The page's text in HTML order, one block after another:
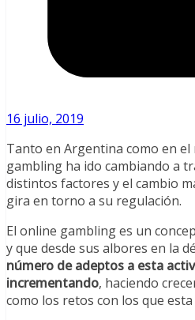
16 julio, 2019
Tanto en Argentina como en
gambling ha ido cambiando a
distintos factores y el cambio
gira en torno a su regulación.
El online gambling es un
y que desde sus albores en la
número de adeptos a esta
incrementando, haciendo
como los retos con los que